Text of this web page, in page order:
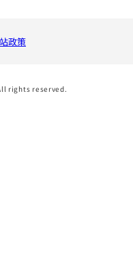
政策
rights reserved.